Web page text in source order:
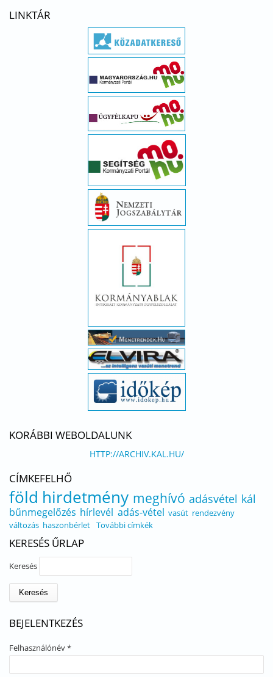
LINKTÁR
KORÁBBI WEBOLDALUNK
HTTP://ARCHIV.KAL.HU/
CÍMKEFELHŐ
föld hirdetmény meghívó adásvétel kál
bűnmegelőzés hírlevél adás-vétel vasút rendezvény
változás haszonbérlet További címkék
KERESÉS ŰRLAP
Keresés
BEJELENTKEZÉS
Felhasználónév*